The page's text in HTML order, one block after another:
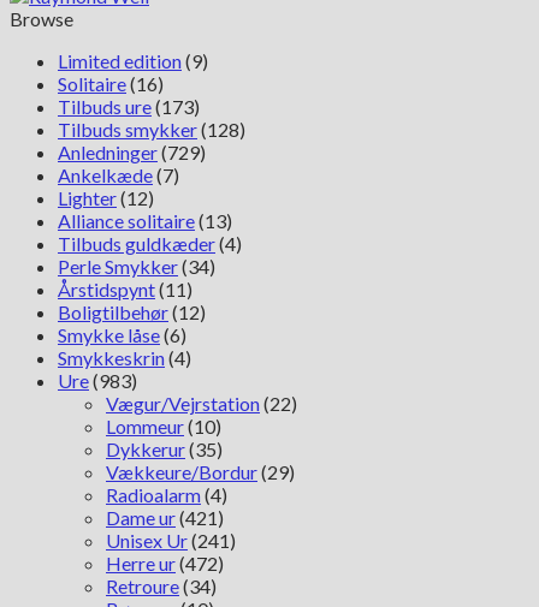
Browse
Limited edition(9)
Solitaire(16)
Tilbuds ure(173)
Tilbuds smykker(128)
Anledninger(729)
Ankelkæde(7)
Lighter(12)
Alliance solitaire(13)
Tilbuds guldkæder(4)
Perle Smykker(34)
Årstidspynt(11)
Boligtilbehør(12)
Smykke låse(6)
Smykkeskrin(4)
Ure(983)
Vægur/Vejrstation(22)
Lommeur(10)
Dykkerur(35)
Vækkeure/Bordur(29)
Radioalarm(4)
Dame ur(421)
Unisex Ur(241)
Herre ur(472)
Retroure(34)